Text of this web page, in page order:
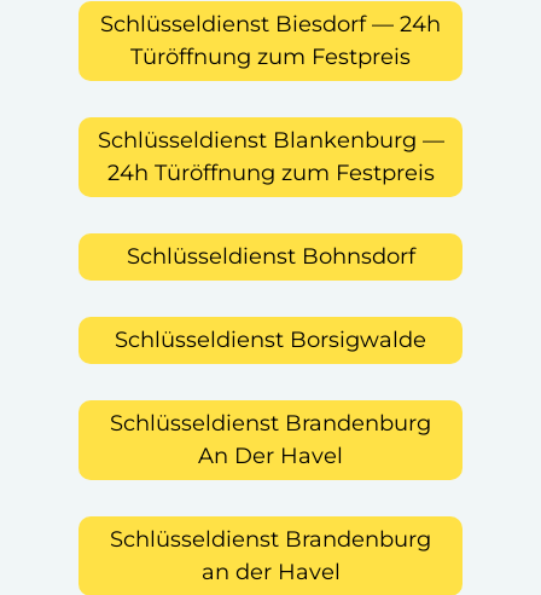
Schlüsseldienst Biesdorf — 24h
Türöffnung zum Festpreis
Schlüsseldienst Blankenburg —
24h Türöffnung zum Festpreis
Schlüsseldienst Bohnsdorf
Schlüsseldienst Borsigwalde
Schlüsseldienst Brandenburg
An Der Havel
Schlüsseldienst Brandenburg
an der Havel